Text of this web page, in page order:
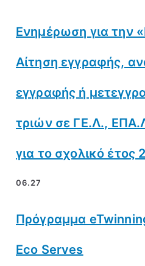
Ενημέρωση για την
Αίτηση εγγραφής,
εγγραφής ή
τριών σε ΓΕ.Λ.,
για το σχολικό έτος
06.27
Πρόγραμμα
Eco Serves